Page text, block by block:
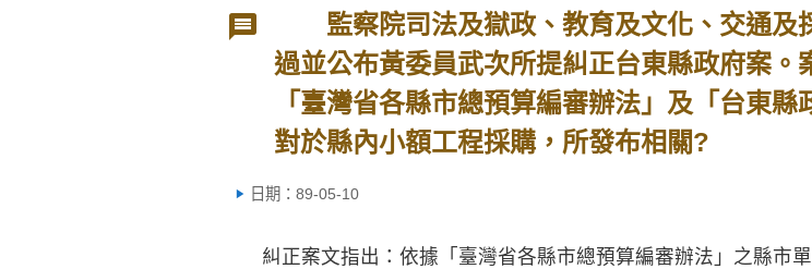
監察院司法及獄政、教育及文化、交通及
過並公布黃委員武次所提糾正台東縣政府案
「臺灣省各縣市總預算編審辦法」及「台東
對於縣內小額工程採購，所發布相關?
日期：89-05-10
糾正案文指出：依據「臺灣省各縣市總預算編審辦法」之縣市